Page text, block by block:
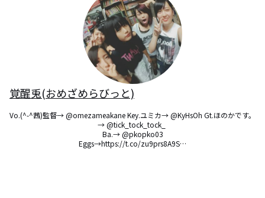
覚醒兎(おめざめらびっと)
Vo.(^-^茜)監督→ @omezameakane Key.ユミカ→ @KyHsOh Gt.ほのかです。
→ @tick_tock_tock_
Ba.→ @pkopko03
Eggs→https://t.co/zu9prs8A9S…